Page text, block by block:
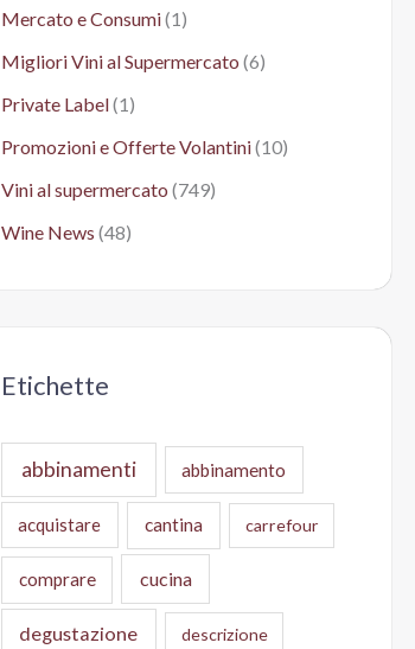
Mercato e Consumi(1)
Migliori Vini al Supermercato (6)
Private Label(1)
Promozioni e Offerte Volantini(10)
Vini al supermercato (749)
Wine News (48)
Etichette
abbinamenti abbinamento
acquistare cantina carrefour
comprare cucina
degustazione descrizione